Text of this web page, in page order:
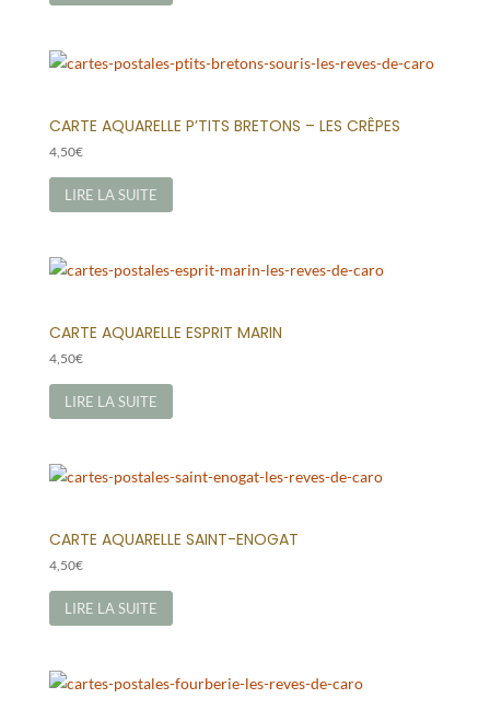
CARTE AQUARELLE P’TITS BRETONS – LES CRÊPES
4,50€
LIRE LA SUITE
CARTE AQUARELLE ESPRIT MARIN
4,50€
LIRE LA SUITE
CARTE AQUARELLE SAINT-ENOGAT
4,50€
LIRE LA SUITE